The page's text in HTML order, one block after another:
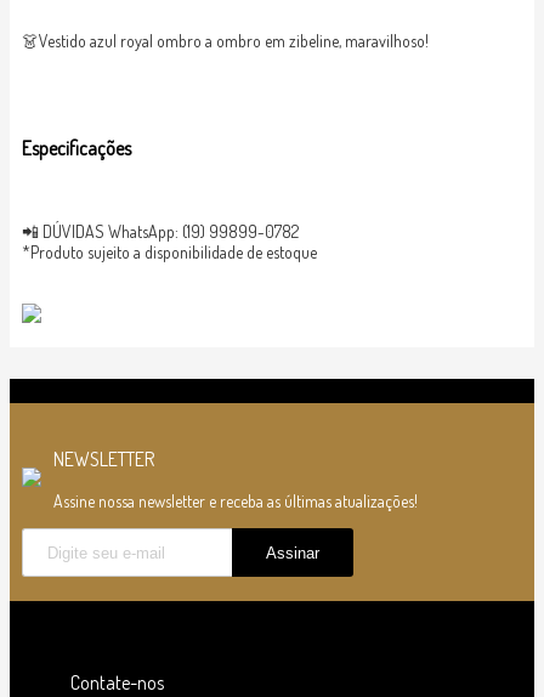
👗Vestido azul royal ombro a ombro em zibeline, maravilhoso!
Especificações
📲 DÚVIDAS WhatsApp: (19) 99899-0782
*Produto sujeito a disponibilidade de estoque
NEWSLETTER
Assine nossa newsletter e receba as últimas atualizações!
Contate-nos